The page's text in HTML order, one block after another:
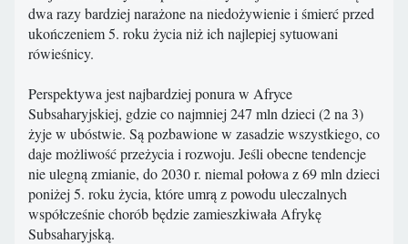
dwa razy bardziej narażone na niedożywienie i śmierć przed
ukończeniem 5. roku życia niż ich najlepiej sytuowani
rówieśnicy.
Perspektywa jest najbardziej ponura w Afryce
Subsaharyjskiej, gdzie co najmniej 247 mln dzieci (2 na 3)
żyje w ubóstwie. Są pozbawione w zasadzie wszystkiego, co
daje możliwość przeżycia i rozwoju. Jeśli obecne tendencje
nie ulegną zmianie, do 2030 r. niemal połowa z 69 mln dzieci
poniżej 5. roku życia, które umrą z powodu uleczalnych
współcześnie chorób będzie zamieszkiwała Afrykę
Subsaharyjską.